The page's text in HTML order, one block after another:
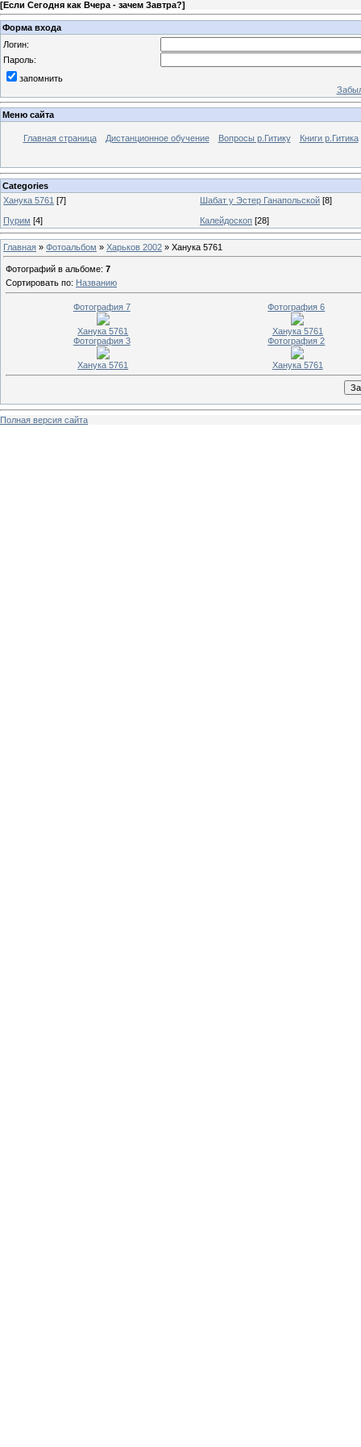
[Если Сегодня как Вчера - зачем Завтра?]
Форма входа
Логин:
Пароль:
запомнить
Меню сайта
Главная страница Дистанционное обучение Вопросы р.Гитику Книги р.Гитика
Categories
Ханука 5761 [7] Шабат у Эстер Ганапольской [8]
Пурим [4] Калейдоскоп [28]
Главная » Фотоальбом » Харьков 2002 » Ханука 5761
Фотографий в альбоме: 7
Сортировать по: Названию
Фотография 7
Ханука 5761
Фотография 6
Ханука 5761
Фотография 3
Ханука 5761
Фотография 2
Ханука 5761
Полная версия сайта